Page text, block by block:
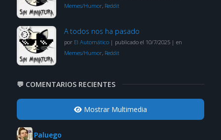
Memes/Humor, Reddit
A todos nos ha pasado
por El Automático| publicado el 10/7/2025| en
Memes/Humor, Reddit
💬 COMENTARIOS RECIENTES
Mostrar Multimedia
Paluego